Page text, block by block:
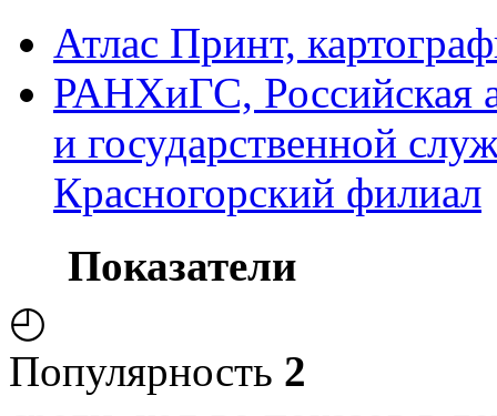
Атлас Принт,
РАНХиГС, Российская
и государственной
Красногорский филиал
Показатели
◴
Популярность 2